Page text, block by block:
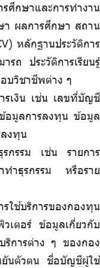
ศึกษาและการทำงาน
า ผลการศึกษา สถาน
หลักฐานประวัติการ
ถ ประวัติการเรียนรู้
บวิชาชีพต่าง ๆ
รเงิน เช่น เลขที่บัญชี
อมูลการลงทุน ข้อมูล
ลงทุน
กรรม เช่น รายการ
ำธุรกรรม หรือราย
ใช้บริการของกองทุน
เตอร์ ข้อมูลเกี่ยวกับ
ริการต่าง ๆ ของกอง
นตัวตน ชื่อบัญชีผู้ใช้